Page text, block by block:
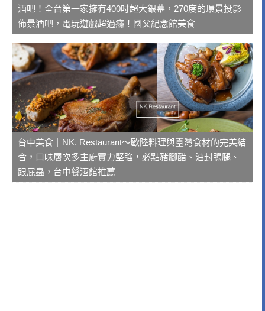
酒吧！全台第一家擁有400吋超大銀幕，270度的環景投影
佈景酒吧，電玩遊戲超過癮！國父紀念館美食
台中美食｜NK. Restaurant～歐陸料理與臺灣食材的完美結
合，口味層次多主廚實力堅強，必點豬腳醋、油封鴨腿、
跟屁蟲，台中餐酒館推薦